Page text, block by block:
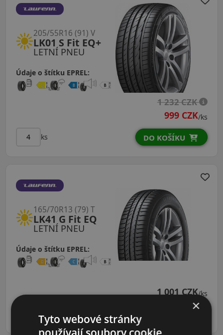
LETNÍ PNEU
LK01 S Fit EQ+
205/55R16 (91) V
Údaje o štítku EPREL:
1 232 CZK
999 CZK/ks
ks DO KOŠÍKU
LETNÍ PNEU
LK41 G Fit EQ
165/70R13 (79) T
Údaje o štítku EPREL:
1 001 CZK/ks
ks
×
Tyto webové stránky